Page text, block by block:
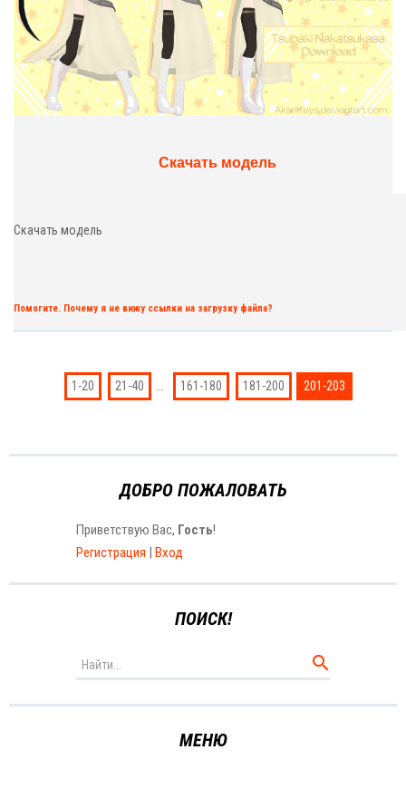
Скачать модель
Скачать модель
Помогите. Почему я не вижу ссылки на загрузку файла?
1-20 21-40 ... 161-180 181-200 201-203
ДОБРО ПОЖАЛОВАТЬ
Приветствую Вас, Гость!
Регистрация | Вход
ПОИСК!
МЕНЮ